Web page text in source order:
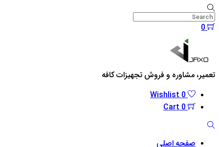
Skip
to
content
0
تعمیر، مشاوره و فروش تجهیزات کافه
0
Wishlist
0
Cart
Search
صفحه اصلی